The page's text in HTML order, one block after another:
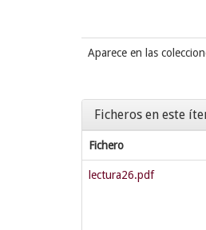
Aparece en las
Ficheros en este
Fichero
lectura26.pdf